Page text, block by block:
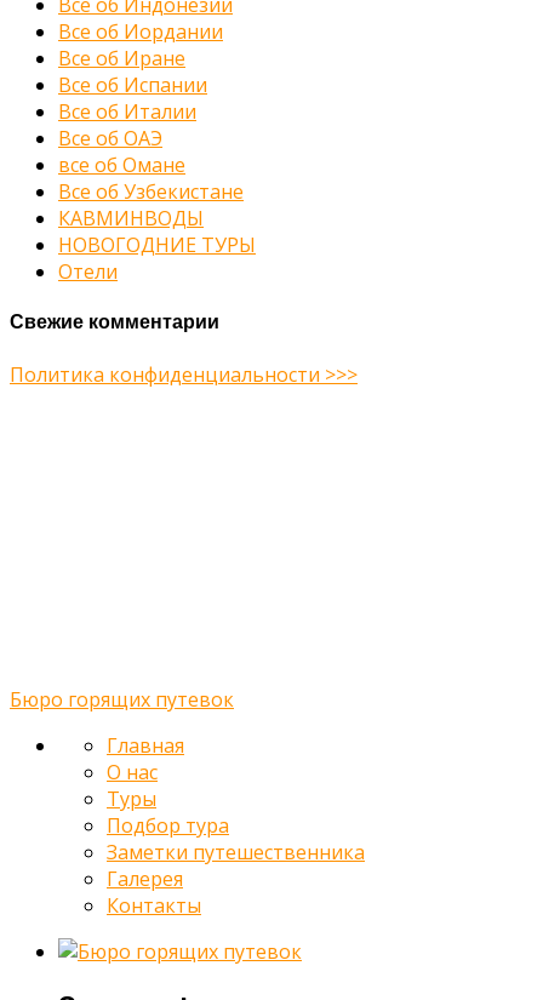
Все об Иордании
Все об Иране
Все об Испании
Все об Италии
Все об ОАЭ
все об Омане
Все об Узбекистане
КАВМИНВОДЫ
НОВОГОДНИЕ ТУРЫ
Отели
Свежие комментарии
Политика конфиденциальности >>>
Бюро горящих путевок
Главная
О нас
Туры
Подбор тура
Заметки путешественника
Галерея
Контакты